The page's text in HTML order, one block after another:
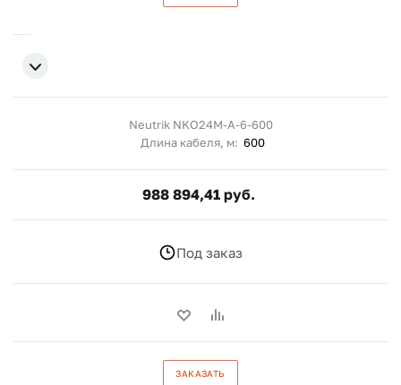
Neutrik NKO24M-A-6-600
Длина кабеля, м: 600
988 894,41 руб.
Под заказ
ЗАКАЗАТЬ